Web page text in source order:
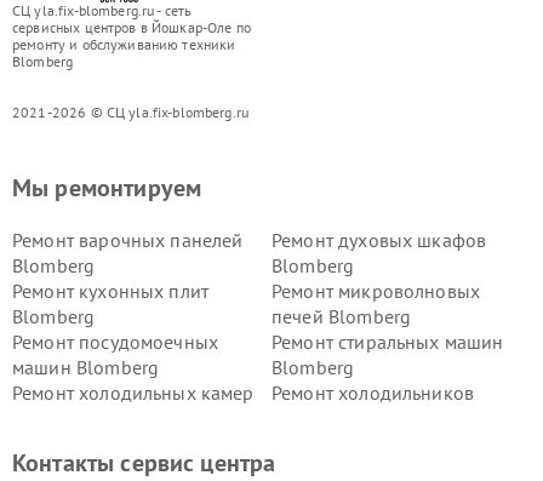
СЦ yla.fix-blomberg.ru - сеть
сервисных центров в Йошкар-Оле по
ремонту и обслуживанию техники
Blomberg
2021-2026 © СЦ yla.fix-blomberg.ru
Мы ремонтируем
Ремонт варочных панелей
Blomberg
Ремонт духовых шкафов
Blomberg
Ремонт кухонных плит
Blomberg
Ремонт микроволновых
печей Blomberg
Ремонт посудомоечных
машин Blomberg
Ремонт стиральных машин
Blomberg
Ремонт холодильных камер
Ремонт холодильников
Контакты сервис центра